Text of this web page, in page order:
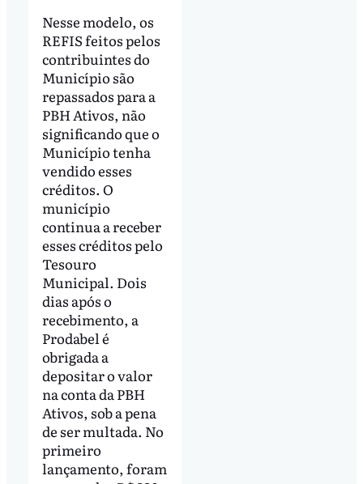
Nesse modelo, os
REFIS feitos pelos
contribuintes do
Município são
repassados para a
PBH Ativos, não
significando que o
Município tenha
vendido esses
créditos. O
município
continua a receber
esses créditos pelo
Tesouro
Municipal. Dois
dias após o
recebimento, a
Prodabel é
obrigada a
depositar o valor
na conta da PBH
Ativos, sob a pena
de ser multada. No
primeiro
lançamento, foram